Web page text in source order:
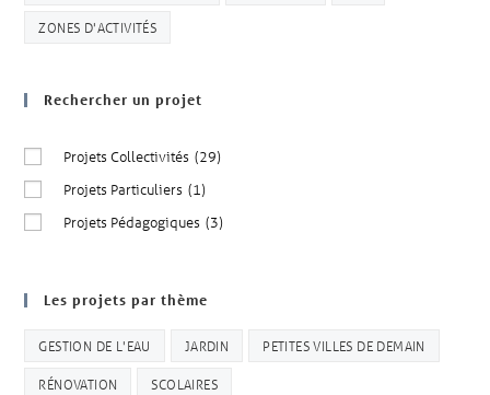
ZONES D'ACTIVITÉS
Rechercher un projet
Projets Collectivités (29)
Projets Particuliers (1)
Projets Pédagogiques (3)
Les projets par thème
GESTION DE L'EAU JARDIN PETITES VILLES DE DEMAIN
RÉNOVATION SCOLAIRES